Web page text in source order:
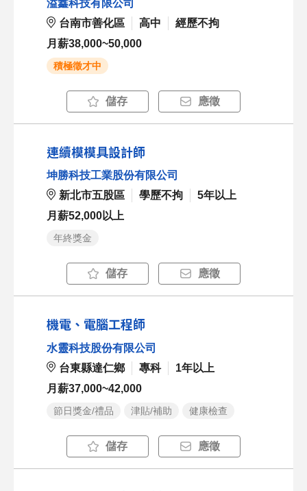
溢鑫科技有限公司
台南市善化區
高中
經歷不拘
月薪38,000~50,000
積極徵才中
儲存 應徵
連續模模具設計師
坤勝科技工業股份有限公司
新北市五股區
學歷不拘
5年以上
月薪52,000以上
年終獎金
儲存 應徵
機電、電腦工程師
水靈科技股份有限公司
台東縣達仁鄉
專科
1年以上
月薪37,000~42,000
節日獎金/禮品 津貼/補助 健康檢查
儲存 應徵